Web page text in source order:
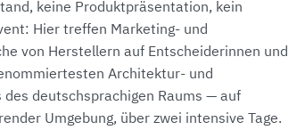
keine Produktpräsentation, kein
Hier treffen Marketing- und
von Herstellern auf Entscheiderinnen und
Architektur- und
deutschsprachigen Raums — auf
Umgebung, über zwei intensive Tage.